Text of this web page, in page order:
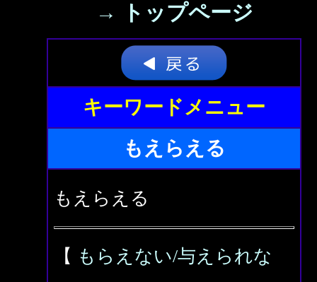
→ トップページ
キーワードメニュー
もえらえる
もえらえる
【 もらえない/与えられな